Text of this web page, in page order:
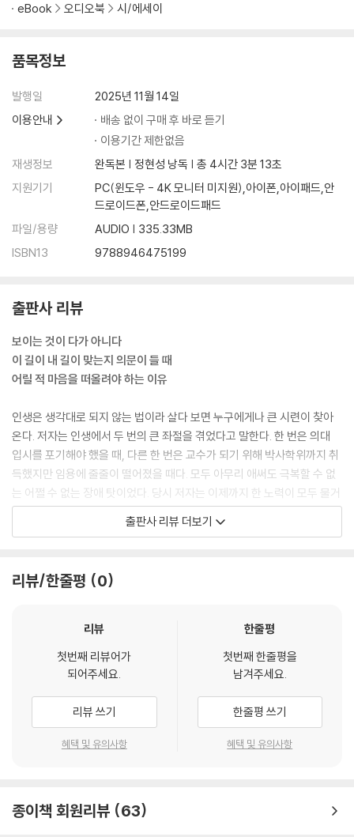
어떤 소녀의 마음속 이야기
꾸준히 또 꾸준히
eBook 오디오북 시/에세이
품목정보
발행일
2025년 11월 14일
이용안내
배송 없이 구매 후 바로 듣기
이용기간 제한없음
재생정보
완독본 | 정현성 낭독 | 총 4시간 3분 13초
지원기기
PC(윈도우 - 4K 모니터 미지원),아이폰,아이패드,안
드로이드폰,안드로이드패드
파일/용량
AUDIO | 335.33MB
ISBN13
9788946475199
출판사 리뷰
보이는 것이 다가 아니다
이 길이 내 길이 맞는지 의문이 들 때
어릴 적 마음을 떠올려야 하는 이유
인생은 생각대로 되지 않는 법이라 살다 보면 누구에게나 큰 시련이 찾아
온다. 저자는 인생에서 두 번의 큰 좌절을 겪었다고 말한다. 한 번은 의대
입시를 포기해야 했을 때, 다른 한 번은 교수가 되기 위해 박사학위까지 취
득했지만 임용에 줄줄이 떨어졌을 때다. 모두 아무리 애써도 극복할 수 없
는 어쩔 수 없는 장애 탓이었다. 당시 저자는 이제까지 한 노력이 모두 물거
품이 됐다는 허무함과 앞으로 ‘나이 서른이 넘어 다른 하고 싶은 일도 없는
데 어떻게 해야 할까?’ 하는 막막함, 장애가 있는 한 앞으로 나아갈 수 없으
‘왜 나는 늘 이럴까’, ‘어디서부터 잘못된 걸까’ 하며 자책하던 저자는 자신
가 되고 싶었던 이유도, 교수가 되고 싶었던 이유도 모두 ‘장애인도 할 수
이다. 굳이 의사나 교수가 되지 않더라도 이를 실현할 방법이 많다는 것을
깨달은 것이다. 저자는 이전부터 잘했고 잘할 수 있는 일, 바로 글쓰기로써
세상을 변화시켜 더불어 사는 사회를 만들기 위해 장애를 주제로 소설과
동화를 쓰기 시작했다. 그 결과 지금은 희망과 사랑, 배려를 전하는 동화작
가, 장애인 인식 개선의 선구자라는 찬사를 받으며 전국에서 강연하며 방
겠다면 어릴 적 내가 되고 싶었던 것을 떠올려 보자. 혹시 특정 직업을 가진
출판사 리뷰 더보기
리뷰/한줄평 0
리뷰
첫번째 리뷰어가
되어주세요.
리뷰 쓰기
혜택 및 유의사항
한줄평
첫번째 한줄평을
남겨주세요.
한줄평 쓰기
혜택 및 유의사항
종이책 회원리뷰 63